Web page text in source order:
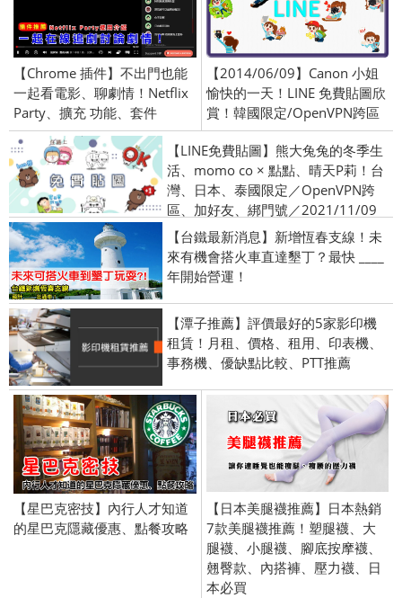
【Chrome 插件】不出門也能
一起看電影、聊劇情！Netflix
Party、擴充 功能、套件
【2014/06/09】Canon 小姐
愉快的一天！LINE 免費貼圖欣
賞！韓國限定/OpenVPN跨區
【LINE免費貼圖】熊大兔兔的冬季生
活、momo co × 點點、晴天P莉！台
灣、日本、泰國限定／OpenVPN跨
區、加好友、綁門號／2021/11/09
【台鐵最新消息】新增恆春支線！未
來有機會搭火車直達墾丁？最快 ____
年開始營運！
【潭子推薦】評價最好的5家影印機
租賃！月租、價格、租用、印表機、
事務機、優缺點比較、PTT推薦
【星巴克密技】內行人才知道
的星巴克隱藏優惠、點餐攻略
【日本美腿襪推薦】日本熱銷
7款美腿襪推薦！塑腿襪、大
腿襪、小腿襪、腳底按摩襪、
翹臀款、內搭褲、壓力襪、日
本必買